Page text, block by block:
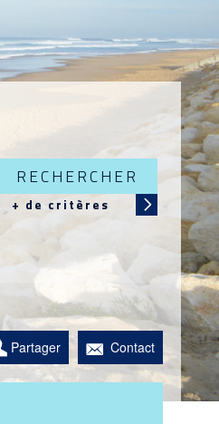
RECHERCHER
+ de critères
Contact
Partager